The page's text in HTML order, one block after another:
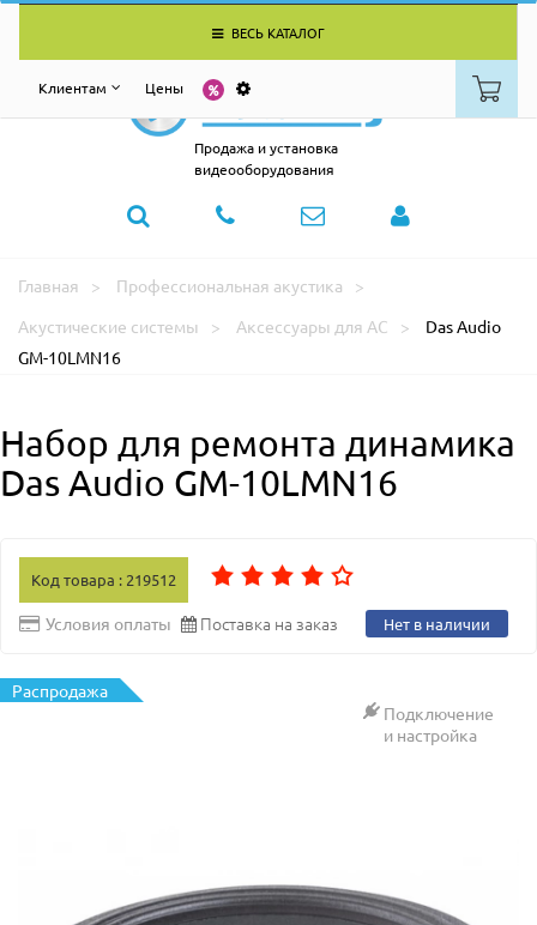
ВЕСЬ КАТАЛОГ
Клиентам Цены
Продажа и установка
видеооборудования
Главная
Профессиональная акустика
Акустические системы
Аксессуары для АС
Das Audio
GM-10LMN16
Набор для ремонта динамика
Das Audio GM-10LMN16
Код товара : 219512
Условия оплаты Поставка на заказ Нет в наличии
Распродажа
Подключение
и настройка